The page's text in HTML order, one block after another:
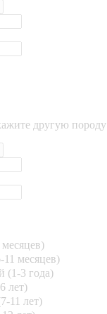
другую породу
месяцев)
(1-3 года)
лет)
11 лет)